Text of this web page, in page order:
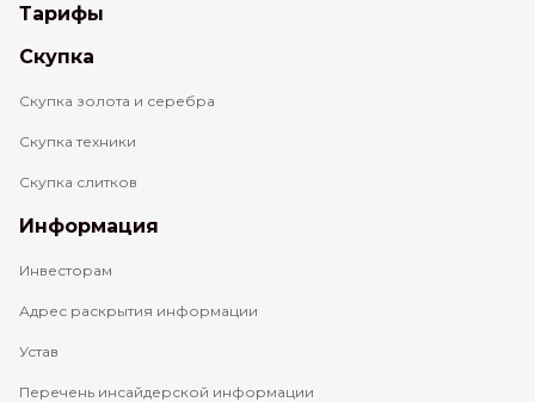
Тарифы
Скупка
Скупка золота и серебра
Скупка техники
Скупка слитков
Информация
Инвесторам
Адрес раскрытия информации
Устав
Перечень инсайдерской информации